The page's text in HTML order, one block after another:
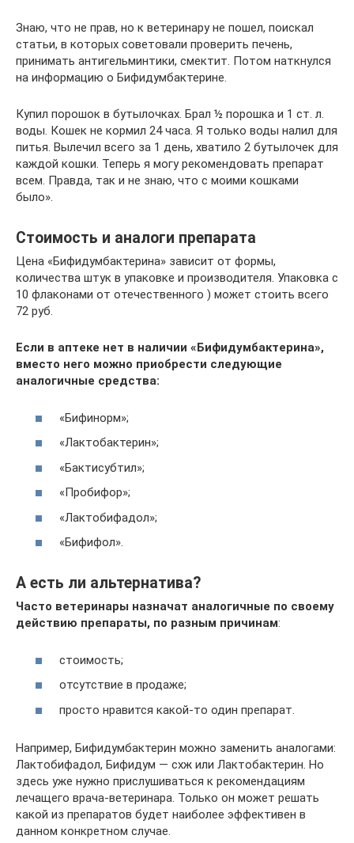
Знаю, что не прав, но к ветеринару не пошел, поискал
статьи, в которых советовали проверить печень,
принимать антигельминтики, смектит. Потом наткнулся
на информацию о Бифидумбактерине.
Купил порошок в бутылочках. Брал ½ порошка и 1 ст. л.
воды. Кошек не кормил 24 часа. Я только воды налил для
питья. Вылечил всего за 1 день, хватило 2 бутылочек для
каждой кошки. Теперь я могу рекомендовать препарат
всем. Правда, так и не знаю, что с моими кошками
было».
Стоимость и аналоги препарата
Цена «Бифидумбактерина» зависит от формы,
количества штук в упаковке и производителя. Упаковка с
10 флаконами от отечественного ) может стоить всего
72 руб.
Если в аптеке нет в наличии «Бифидумбактерина»,
вместо него можно приобрести следующие
аналогичные средства:
«Бифинорм»;
«Лактобактерин»;
«Бактисубтил»;
«Пробифор»;
«Лактобифадол»;
«Бифифол».
А есть ли альтернатива?
Часто ветеринары назначат аналогичные по своему
действию препараты, по разным причинам:
стоимость;
отсутствие в продаже;
просто нравится какой-то один препарат.
Например, Бифидумбактерин можно заменить аналогами:
Лактобифадол, Бифидум — схж или Лактобактерин. Но
здесь уже нужно прислушиваться к рекомендациям
лечащего врача-ветеринара. Только он может решать
какой из препаратов будет наиболее эффективен в
данном конкретном случае.